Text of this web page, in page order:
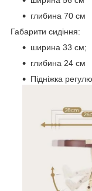
глибина 70 см
Габарити сидіння:
ширина 33 см;
глибина 24 см
Підніжка